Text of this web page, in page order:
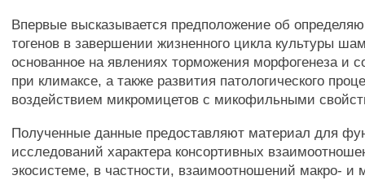
Впервые высказывается предположение об
тогенов в завершении жизненного цикла культуры
основанное на явлениях торможения морфогенеза и
при климаксе, а также развития патологического
воздействием микромицетов с микофильными
Полученные данные предоставляют материал для
исследований характера консортивных
экосистеме, в частности, взаимоотношений макро- и